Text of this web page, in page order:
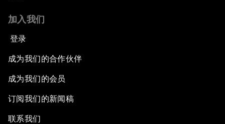
加入我们
登录
成为我们的合作伙伴
成为我们的会员
订阅我们的新闻稿
联系我们